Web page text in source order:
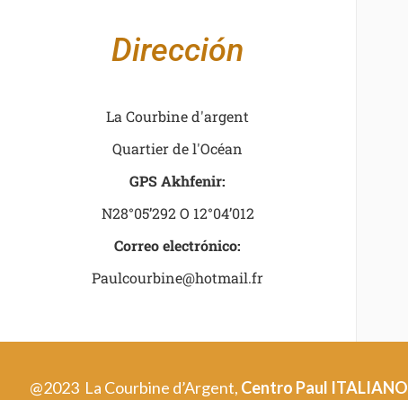
Dirección
La Courbine d'argent
Quartier de l'Océan
GPS Akhfenir:
N28°05’292 O 12°04’012
Correo electrónico:
Paulcourbine@hotmail.fr
@2023 La Courbine d’Argent, Centro Paul ITALIANO